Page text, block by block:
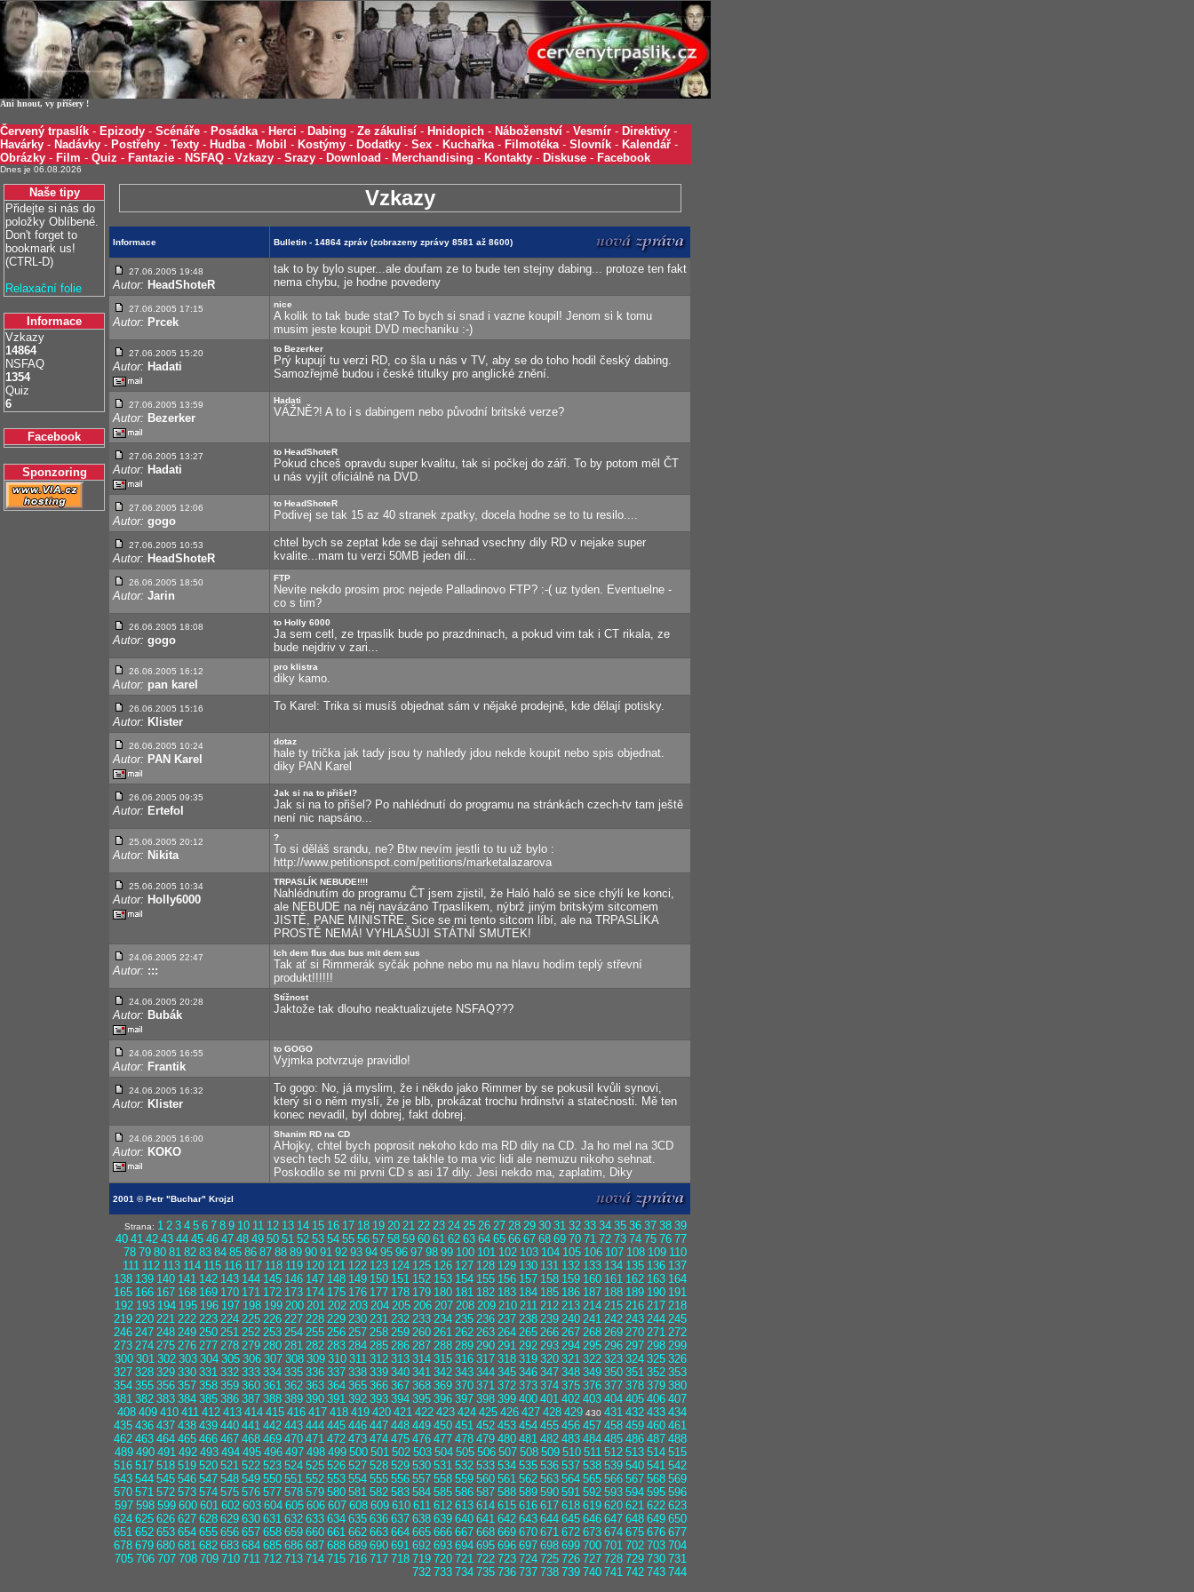
Ani hnout, vy příšery !
Červený trpaslík - Epizody - Scénáře - Posádka- Herci - Dabing - Ze zákulisí - Hnidopich - Náboženství - Vesmír - Direktivy -
Havárky - Nadávky - Postřehy - Texty - Hudba- Mobil - Kostýmy - Dodatky - Sex - Kuchařka- Filmotéka- Slovník - Kalendář -
Obrázky - Film - Quiz - Fantazie - NSFAQ - Vzkazy - Srazy - Download - Merchandising - Kontakty - Diskuse - Facebook
Dnes je 06.08.2026
Naše tipy
Přidejte si nás do
položky Oblíbené.
Don't forget to
bookmark us!
(CTRL-D)
Relaxační folie
Informace
Vzkazy
14864
NSFAQ
1354
Quiz
6
Facebook
Sponzoring
Vzkazy
Informace Bulletin - 14864 zpráv (zobrazeny zprávy 8581 až 8600)
27.06.2005 19:48
Autor: HeadShoteR
tak to by bylo super...ale doufam ze to bude ten stejny dabing... protoze ten fakt
nema chybu, je hodne povedeny
27.06.2005 17:15
Autor: Prcek
nice
A kolik to tak bude stat? To bych si snad i vazne koupil! Jenom si k tomu
musim jeste koupit DVD mechaniku :-)
27.06.2005 15:20
Autor: Hadati
to Bezerker
Prý kupují tu verzi RD, co šla u nás v TV, aby se do toho hodil český dabing.
Samozřejmě budou i české titulky pro anglické znění.
27.06.2005 13:59
Autor: Bezerker
Hadati
VÁŽNĚ?! A to i s dabingem nebo původní britské verze?
27.06.2005 13:27
Autor: Hadati
to HeadShoteR
Pokud chceš opravdu super kvalitu, tak si počkej do září. To by potom měl ČT
u nás vyjít oficiálně na DVD.
27.06.2005 12:06
Autor: gogo
to HeadShoteR
Podivej se tak 15 az 40 stranek zpatky, docela hodne se to tu resilo....
27.06.2005 10:53
Autor: HeadShoteR
chtel bych se zeptat kde se daji sehnad vsechny dily RD v nejake super
kvalite...mam tu verzi 50MB jeden dil...
26.06.2005 18:50
Autor: Jarin
FTP
Nevite nekdo prosim proc nejede Palladinovo FTP? :-( uz tyden. Eventuelne -
co s tim?
26.06.2005 18:08
Autor: gogo
to Holly 6000
Ja sem cetl, ze trpaslik bude po prazdninach, a pokud vim tak i CT rikala, ze
bude nejdriv v zari...
26.06.2005 16:12
Autor: pan karel
pro klistra
diky kamo.
26.06.2005 15:16
Autor: Klister
To Karel: Trika si musíš objednat sám v nějaké prodejně, kde dělají potisky.
26.06.2005 10:24
Autor: PAN Karel
dotaz
hale ty trička jak tady jsou ty nahledy jdou nekde koupit nebo spis objednat.
diky PAN Karel
26.06.2005 09:35
Autor: Ertefol
Jak si na to přišel?
Jak si na to přišel? Po nahlédnutí do programu na stránkách czech-tv tam ještě
není nic napsáno...
25.06.2005 20:12
Autor: Nikita
?
To si děláš srandu, ne? Btw nevím jestli to tu už bylo :
http://www.petitionspot.com/petitions/marketalazarova
25.06.2005 10:34
Autor: Holly6000
TRPASLÍK NEBUDE!!!!
Nahlédnutím do programu ČT jsem zjistil, že Haló haló se sice chýlí ke konci,
ale NEBUDE na něj navázáno Trpaslíkem, nýbrž jiným britským sitcomem
JISTĚ, PANE MINISTŘE. Sice se mi tento sitcom líbí, ale na TRPASLÍKA
PROSTĚ NEMÁ! VYHLAŠUJI STÁTNÍ SMUTEK!
24.06.2005 22:47
Autor: :::
Ich dem flus dus bus mit dem sus
Tak ať si Rimmerák syčák pohne nebo mu na hlavu hodím teplý střevní
produkt!!!!!!
24.06.2005 20:28
Autor: Bubák
Stížnost
Jaktože tak dlouho neaktualizujete NSFAQ???
24.06.2005 16:55
Autor: Frantik
to GOGO
Vyjmka potvrzuje pravidlo!
24.06.2005 16:32
Autor: Klister
To gogo: No, já myslim, že i někdo jako Rimmer by se pokusil kvůli synovi,
který si o něm myslí, že je blb, prokázat trochu hrdinstvi a statečnosti. Mě ten
konec nevadil, byl dobrej, fakt dobrej.
24.06.2005 16:00
Autor: KOKO
Shanim RD na CD
AHojky, chtel bych poprosit nekoho kdo ma RD dily na CD. Ja ho mel na 3CD
vsech tech 52 dilu, vim ze takhle to ma vic lidi ale nemuzu nikoho sehnat.
Poskodilo se mi prvni CD s asi 17 dily. Jesi nekdo ma, zaplatim, Diky
2001 © Petr "Buchar" Krojzl
Strana: 1 2 3 4 5 6 7 8 9 10 11 12 13 14 15 16 17 18 19 20 21 22 23 24 25 26 27 28 29 30 31 32 33 34 35 36 37 38 39
40 41 42 43 44 45 46 47 48 49 50 51 52 53 54 55 56 57 58 59 60 61 62 63 64 65 66 67 68 69 70 71 72 73 74 75 76 77
78 79 80 81 82 83 84 85 86 87 88 89 90 91 92 93 94 95 96 97 98 99 100 101 102 103 104 105 106 107 108 109 110
111 112 113 114 115 116 117 118 119 120 121 122 123 124 125 126 127 128 129 130 131 132 133 134 135 136 137
138 139 140 141 142 143 144 145 146 147 148 149 150 151 152 153 154 155 156 157 158 159 160 161 162 163 164
165 166 167 168 169 170 171 172 173 174 175 176 177 178 179 180 181 182 183 184 185 186 187 188 189 190 191
192 193 194 195 196 197 198 199 200 201 202 203 204 205 206 207 208 209 210 211 212 213 214 215 216 217 218
219 220 221 222 223 224 225 226 227 228 229 230 231 232 233 234 235 236 237 238 239 240 241 242 243 244 245
246 247 248 249 250 251 252 253 254 255 256 257 258 259 260 261 262 263 264 265 266 267 268 269 270 271 272
273 274 275 276 277 278 279 280 281 282 283 284 285 286 287 288 289 290 291 292 293 294 295 296 297 298 299
300 301 302 303 304 305 306 307 308 309 310 311 312 313 314 315 316 317 318 319 320 321 322 323 324 325 326
327 328 329 330 331 332 333 334 335 336 337 338 339 340 341 342 343 344 345 346 347 348 349 350 351 352 353
354 355 356 357 358 359 360 361 362 363 364 365 366 367 368 369 370 371 372 373 374 375 376 377 378 379 380
381 382 383 384 385 386 387 388 389 390 391 392 393 394 395 396 397 398 399 400 401 402 403 404 405 406 407
408 409 410 411 412 413 414 415 416 417 418 419 420 421 422 423 424 425 426 427 428 429 430 431 432 433 434
435 436 437 438 439 440 441 442 443 444 445 446 447 448 449 450 451 452 453 454 455 456 457 458 459 460 461
462 463 464 465 466 467 468 469 470 471 472 473 474 475 476 477 478 479 480 481 482 483 484 485 486 487 488
489 490 491 492 493 494 495 496 497 498 499 500 501 502 503 504 505 506 507 508 509 510 511 512 513 514 515
516 517 518 519 520 521 522 523 524 525 526 527 528 529 530 531 532 533 534 535 536 537 538 539 540 541 542
543 544 545 546 547 548 549 550 551 552 553 554 555 556 557 558 559 560 561 562 563 564 565 566 567 568 569
570 571 572 573 574 575 576 577 578 579 580 581 582 583 584 585 586 587 588 589 590 591 592 593 594 595 596
597 598 599 600 601 602 603 604 605 606 607 608 609 610 611 612 613 614 615 616 617 618 619 620 621 622 623
624 625 626 627 628 629 630 631 632 633 634 635 636 637 638 639 640 641 642 643 644 645 646 647 648 649 650
651 652 653 654 655 656 657 658 659 660 661 662 663 664 665 666 667 668 669 670 671 672 673 674 675 676 677
678 679 680 681 682 683 684 685 686 687 688 689 690 691 692 693 694 695 696 697 698 699 700 701 702 703 704
705 706 707 708 709 710 711 712 713 714 715 716 717 718 719 720 721 722 723 724 725 726 727 728 729 730 731
732 733 734 735 736 737 738 739 740 741 742 743 744